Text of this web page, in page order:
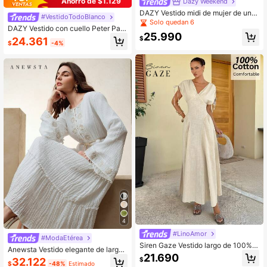
#VestidoTodoBlanco
DAZY Vestido con cuello Peter Pan
y cintura ceñida, vestido largo de e
stilo elegante francés para mujer
$24.361 -4%
4
#ModaEtérea
Anewsta Vestido elegante de largo
medio para mujer, primavera/otoño
$32.122 -48% Estimado
DAZY Vestido midi de mujer de unic
olor con tirantes de malla en contra
ste y diseño de capas, estilo corean
o fresco y femenino para verano
Solo quedan 6
$25.990
#LinoAmor
Siren Gaze Vestido largo de 100% a
lgodón para mujer, primavera/veran
o
$21.690